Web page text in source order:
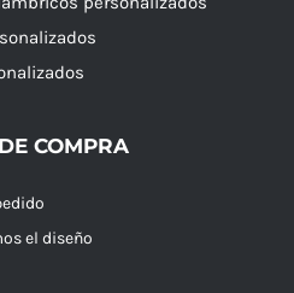
COMPRA
el diseño